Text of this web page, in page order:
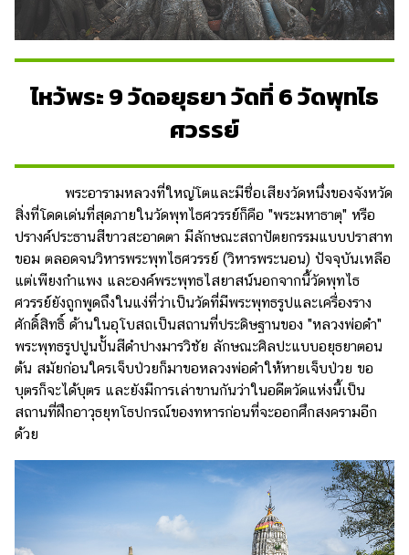
ไหว้พระ 9 วัดอยุธยา วัดที่ 6 วัดพุทไธ
ศวรรย์
พระอารามหลวงที่ใหญ่โตและมีชื่อเสียงวัดหนึ่งของจังหวัด
สิ่งที่โดดเด่นที่สุดภายในวัดพุทไธศวรรย์ก็คือ "พระมหาธาตุ" หรือ
ปรางค์ประธานสีขาวสะอาดตา มีลักษณะสถาปัตยกรรมแบบปราสาท
ขอม ตลอดจนวิหารพระพุทไธศวรรย์ (วิหารพระนอน) ปัจจุบันเหลือ
แต่เพียงกำแพง และองค์พระพุทธไสยาสน์นอกจากนี้วัดพุทไธ
ศวรรย์ยังถูกพูดถึงในแง่ที่ว่าเป็นวัดที่มีพระพุทธรูปและเครื่องราง
ศักดิ์สิทธิ์ ด้านในอุโบสถเป็นสถานที่ประดิษฐานของ "หลวงพ่อดำ"
พระพุทธรูปปูนปั้นสีดำปางมารวิชัย ลักษณะศิลปะแบบอยุธยาตอน
ต้น สมัยก่อนใครเจ็บป่วยก็มาขอหลวงพ่อดำให้หายเจ็บป่วย ขอ
บุตรก็จะได้บุตร และยังมีการเล่าขานกันว่าในอดีตวัดแห่งนี้เป็น
สถานที่ฝึกอาวุธยุทโธปกรณ์ของทหารก่อนที่จะออกศึกสงครามอีก
ด้วย